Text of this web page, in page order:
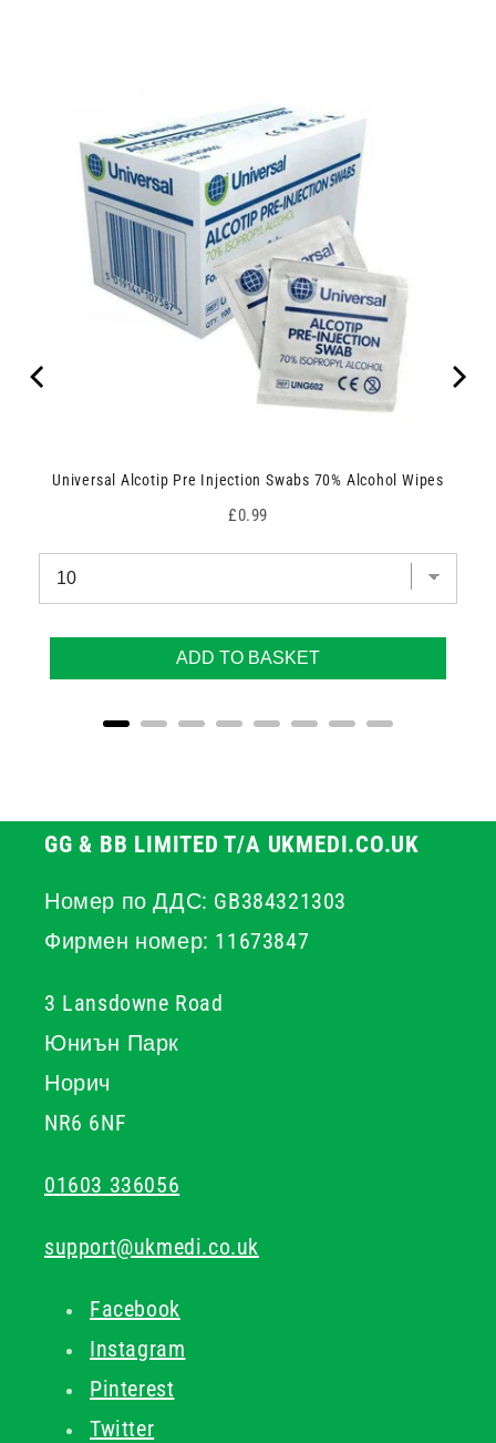
Universal Alcotip Pre Injection Swabs 70% Alcohol Wipes
Price
£0.99
ADD TO BASKET
GG & BB LIMITED T/A UKMEDI.CO.UK
Номер по ДДС: GB384321303
Фирмен номер: 11673847
3 Lansdowne Road
Юниън Парк
Норич
NR6 6NF
01603 336056
support@ukmedi.co.uk
Facebook
Instagram
Pinterest
Twitter